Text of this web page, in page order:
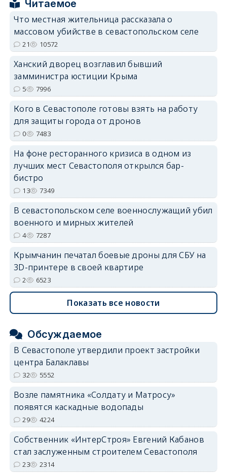
erid: 2SDnjcrDNw6
erid: 2SDnjdvhGXG
Читаемое
Что местная жительница рассказала о
массовом убийстве в севастопольском селе
21 10572
Ханский дворец возглавил бывший
замминистра юстиции Крыма
5 7996
Кого в Севастополе готовы взять на работу
для защиты города от дронов
0 7483
На фоне ресторанного кризиса в одном из
лучших мест Севастополя открылся бар-
бистро
13 7349
В севастопольском селе военнослужащий убил
военного и мирных жителей
4 7287
Крымчанин печатал боевые дроны для СБУ на
3D-принтере в своей квартире
2 6523
Показать все новости
Обсуждаемое
В Севастополе утвердили проект застройки
центра Балаклавы
32 5552
Возле памятника «Солдату и Матросу»
появятся каскадные водопады
29 4224
Собственник «ИнтерСтроя» Евгений Кабанов
стал заслуженным строителем Севастополя
23 2314